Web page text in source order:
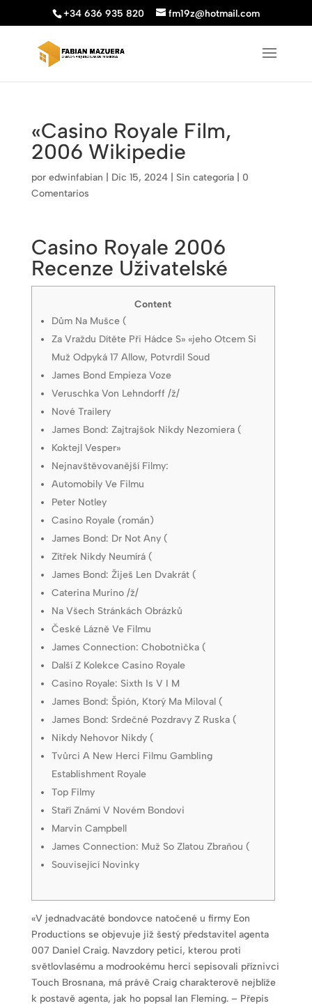
+34 636 935 820 fm19z@hotmail.com
«Casino Royale Film,
2006 Wikipedie
por edwinfabian Dic 15, 2024| Sin categoría| 0
Comentarios
Casino Royale 2006
Recenze Uživatelské
Content
Dům Na Mušce (
Za Vraždu Dítěte Při Hádce S» «jeho Otcem Si
Muž Odpyká 17 Allow, Potvrdil Soud
James Bond Empieza Voze
Veruschka Von Lehndorff /ž/
Nové Trailery
James Bond: Zajtrajšok Nikdy Nezomiera (
Koktejl Vesper»
Nejnavštěvovanější Filmy:
Automobily Ve Filmu
Peter Notley
Casino Royale (román)
James Bond: Dr Not Any (
Zítřek Nikdy Neumírá (
James Bond: Žiješ Len Dvakrát (
Caterina Murino /ž/
Na Všech Stránkách Obrázků
České Lázně Ve Filmu
James Connection: Chobotnička (
Další Z Kolekce Casino Royale
Casino Royale: Sixth Is V I M
James Bond: Špión, Ktorý Ma Miloval (
James Bond: Srdečné Pozdravy Z Ruska (
Nikdy Nehovor Nikdy (
Tvůrci A New Herci Filmu Gambling
Establishment Royale
Top Filmy
Staří Známí V Novém Bondovi
Marvin Campbell
James Connection: Muž So Zlatou Zbraňou (
Související Novinky
«V jednadvacáté bondovce natočené u firmy Eon
Productions se objevuje již šestý představitel agenta
007 Daniel Craig. Navzdory petici, kterou proti
světlovlasému a modrookému herci sepisovali příznivci
Touch Brosnana, má právě Craig charakterově nejblíže
k postavě agenta, jak ho popsal Ian Fleming. – Přepis